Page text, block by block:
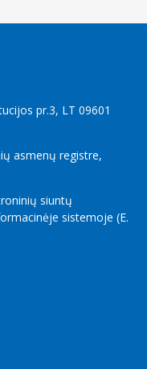
pr.3, LT 09601
asmenų registre,
siuntų
sistemoje (E.